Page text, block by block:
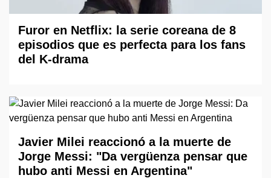
Furor en Netflix: la serie coreana de 8
episodios que es perfecta para los fans
del K-drama
Javier Milei reaccionó a la muerte de
Jorge Messi: "Da vergüenza pensar que
hubo anti Messi en Argentina"